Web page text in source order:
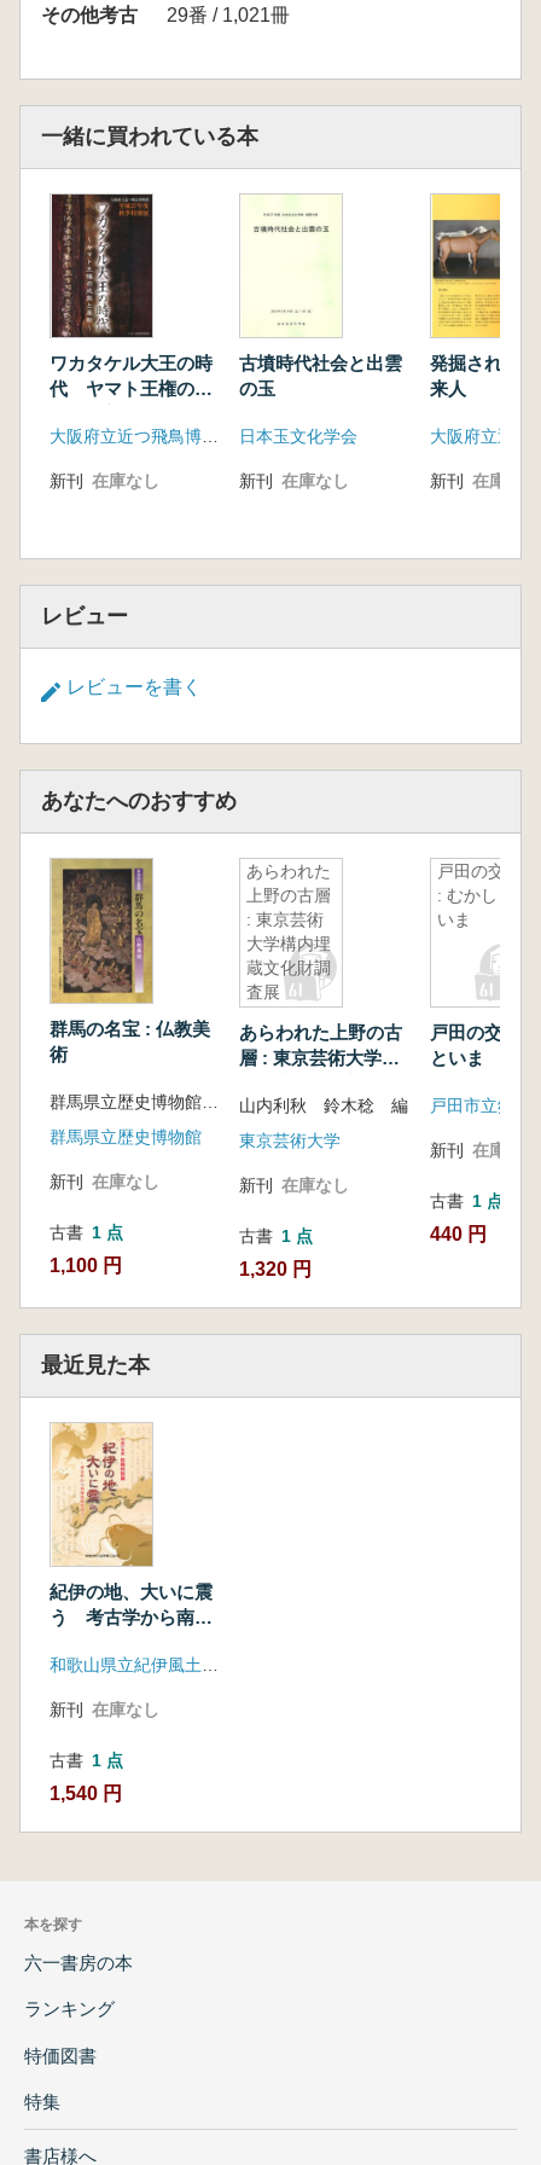
その他考古 29番 / 1,021冊
一緒に買われている本
ワカタケル大王の時
代 ヤマト王権の成
大阪府立近つ飛鳥博物館
新刊 在庫なし
古墳時代社会と出雲
の玉
日本玉文化学会
新刊 在庫なし
発掘された
来人
新刊 在庫なし
レビュー
レビューを書く
あなたへのおすすめ
群馬の名宝 : 仏教美
術
群馬県立歴史博物館
新刊 在庫なし
古書 1 点
1,100 円
あらわれた
上野の古層
: 東京芸術
大学構内埋
蔵文化財調
査展
あらわれた上野の古
層 : 東京芸術大学構
山内利秋 鈴木稔 編
東京芸術大学
新刊 在庫なし
古書 1 点
1,320 円
戸田の交通
: むかしと
いま
戸田の交通 :
といま
戸田市立郷土
新刊 在庫なし
古書 1 点
440 円
最近見た本
紀伊の地、大いに震
う 考古学から南海
新刊 在庫なし
古書 1 点
1,540 円
本を探す
六一書房の本
ランキング
特価図書
特集
書店様へ